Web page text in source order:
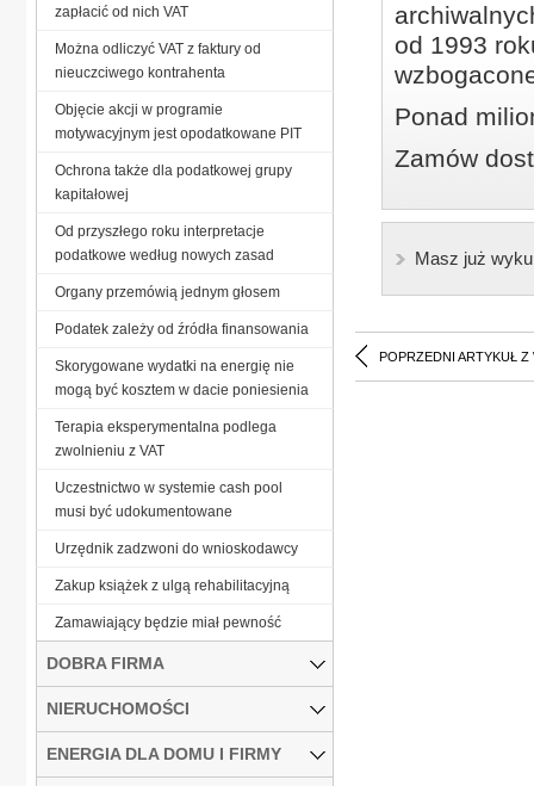
od 1993
Ponad
Zamów
Masz już
POPRZEDNI ARTYKUŁ Z
zapłacić od nich VAT
Można odliczyć VAT z faktury od
nieuczciwego kontrahenta
Objęcie akcji w programie
motywacyjnym jest opodatkowane PIT
Ochrona także dla podatkowej grupy
kapitałowej
Od przyszłego roku interpretacje
podatkowe według nowych zasad
Organy przemówią jednym głosem
Podatek zależy od źródła finansowania
Skorygowane wydatki na energię nie
mogą być kosztem w dacie poniesienia
Terapia eksperymentalna podlega
zwolnieniu z VAT
Uczestnictwo w systemie cash pool
musi być udokumentowane
Urzędnik zadzwoni do wnioskodawcy
Zakup książek z ulgą rehabilitacyjną
Zamawiający będzie miał pewność
DOBRA FIRMA
NIERUCHOMOŚCI
ENERGIA DLA DOMU I FIRMY